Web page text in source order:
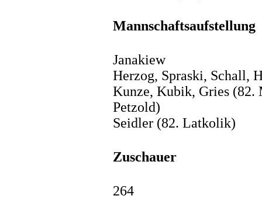
Mannschaftsaufstellung
Janakiew
Herzog, Spraski, Schall,
Kunze, Kubik, Gries (82.
Petzold)
Seidler (82. Latkolik)
Zuschauer
264